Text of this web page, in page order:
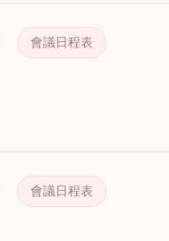
會議日程表
會議日程表